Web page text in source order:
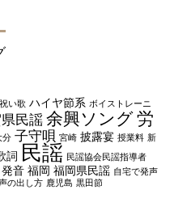
い歌 ハイヤ節系 ボイストレーニ
民謡 余興ソング労
分 子守唄 宮崎 披露宴 授業料 新
詞 民謡 民謡協会民謡指導者
発音 福岡 福岡県民謡 自宅で発声
の出し方 鹿児島 黒田節